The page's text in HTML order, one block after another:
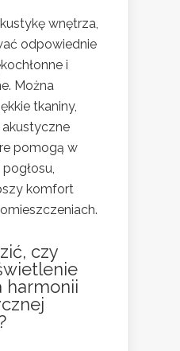
wnętrza,
odpowiednie
i
Można
tkaniny,
pomogą w
komfort
czy
harmonii